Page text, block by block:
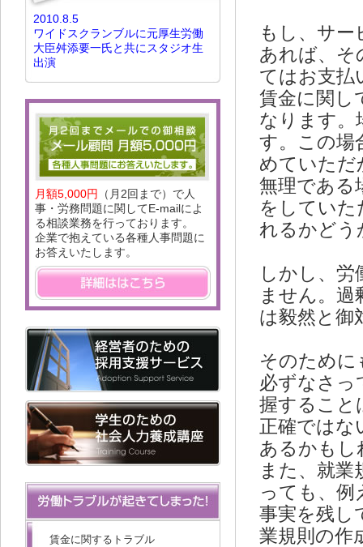
2010.8.5
ワイドスクランブルに元厚生労働
大臣舛添要一氏と共にスタジオ生
出演
月額5,000円
（月2回まで）で人
事・労務問題に関してE-mailによ
る相談業務を行っております。
企業で抱えている各種人事問題に
お答えいたします。
賃金に関するトラブル
もし、サ
あれば、そ
てはお支払
賃金に関し
なります。
す。この場
めていただ
無理である
をしていた
れるかどう
しかし、
ません。
は毅然と御
そのために
必ずなさっ
握すること
正確ではな
あるかもし
また、就業
っても、例
事実を残し
業規則の作